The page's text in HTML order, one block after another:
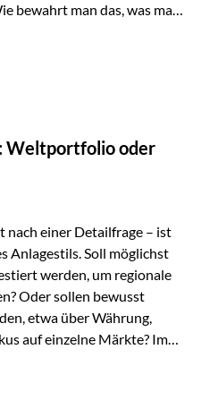
bewahrt man das, was man
in Sachwerte zu
werden,…
Weltportfolio oder
nach einer Detailfrage – ist
Anlagestils. Soll möglichst
werden, um regionale
Oder sollen bewusst
etwa über Währung,
auf einzelne Märkte? Im
sich beide Ansätze